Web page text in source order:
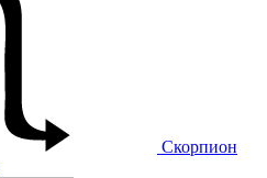
Скорпион